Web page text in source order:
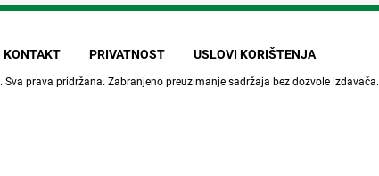
KONTAKT PRIVATNOST USLOVI KORIŠTENJA
. Sva prava pridržana. Zabranjeno preuzimanje sadržaja bez dozvole izdavača.